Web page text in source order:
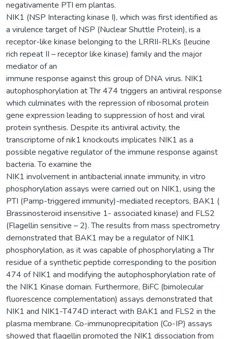
negativamente PTI em plantas.
NIK1 (NSP Interacting kinase I), which was first identified as
a virulence target of NSP (Nuclear Shuttle Protein), is a
receptor-like kinase belonging to the LRRII-RLKs (leucine
rich repeat II – receptor like kinase) family and the major
mediator of an
immune response against this group of DNA virus. NIK1
autophosphorylation at Thr 474 triggers an antiviral response
which culminates with the repression of ribosomal protein
gene expression leading to suppression of host and viral
protein synthesis. Despite its antiviral activity, the
transcriptome of nik1 knockouts implicates NIK1 as a
possible negative regulator of the immune response against
bacteria. To examine the
NIK1 involvement in antibacterial innate immunity, in vitro
phosphorylation assays were carried out on NIK1, using the
PTI (Pamp-triggered immunity)-mediated receptors, BAK1 (
Brassinosteroid insensitive 1- associated kinase) and FLS2
(Flagellin sensitive – 2). The results from mass spectrometry
demonstrated that BAK1 may be a regulator of NIK1
phosphorylation, as it was capable of phosphorylating a Thr
residue of a synthetic peptide corresponding to the position
474 of NIK1 and modifying the autophosphorylation rate of
the NIK1 Kinase domain. Furthermore, BiFC (bimolecular
fluorescence complementation) assays demonstrated that
NIK1 and NIK1-T474D interact with BAK1 and FLS2 in the
plasma membrane. Co-immunoprecipitation (Co-IP) assays
showed that flagellin promoted the NIK1 dissociation from